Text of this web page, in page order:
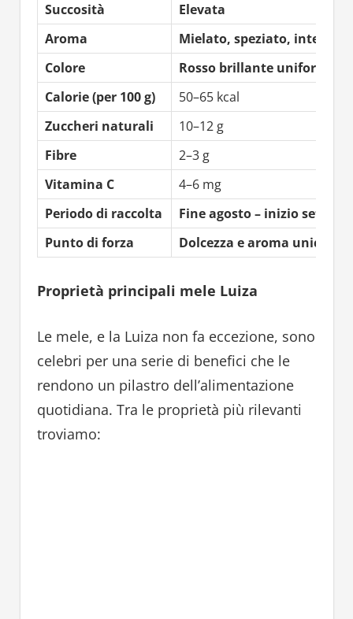
Succosità
Elevata
Aroma
Mielato, speziato, intenso
Colore
Rosso brillante uniforme
Calorie (per 100 g)
50–65 kcal
Zuccheri naturali
10–12 g
Fibre
2–3 g
Vitamina C
4–6 mg
Periodo di raccolta
Fine agosto – inizio
Punto di forza
Dolcezza e aroma unici,
Proprietà principali mele Luiza
Le mele, e la Luiza non fa eccezione, sono
celebri per una serie di benefici che le
rendono un pilastro dell’alimentazione
quotidiana. Tra le proprietà più rilevanti
troviamo: